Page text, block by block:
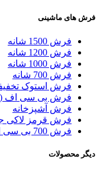
فرش های ماشینی
فرش 1500 شانه
فرش 1200 شانه
فرش 1000 شانه
فرش 700 شانه
فرش استوک
فرش بی سی اف (bcf)
فرش آشپزخانه
فرش قرمز لاکی
فرش 700 بی سی اف
دیگر محصولات